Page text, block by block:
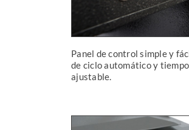
Panel de control simple y
de ciclo automático y
ajustable.